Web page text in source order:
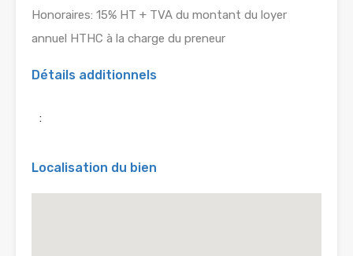
Honoraires: 15% HT + TVA du montant du loyer
annuel HTHC à la charge du preneur
Détails additionnels
:
Localisation du bien